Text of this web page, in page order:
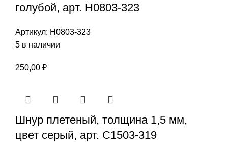
голубой, арт. Н0803-323
Артикул: Н0803-323
5 в наличии
250,00 ₽
Шнур плетеный, толщина 1,5 мм,
цвет серый, арт. С1503-319